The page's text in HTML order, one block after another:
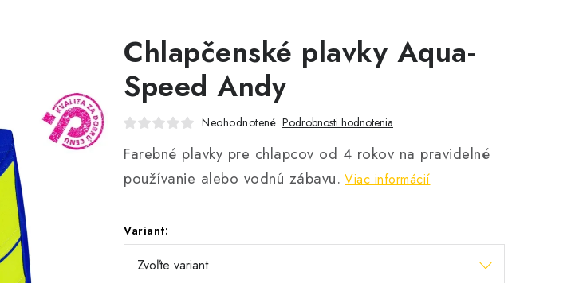
Chlapčenské plavky Aqua-
Speed Andy
Neohodnotené Podrobnosti hodnotenia
Farebné plavky pre chlapcov od 4 rokov na pravidelné
používanie alebo vodnú zábavu. Viac informácií
Variant: